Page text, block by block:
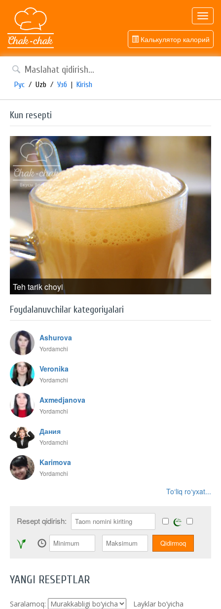
Калькулятор калорий
Рус / Uzb / Узб | Kirish
Kun resepti
Teh tarik choyi
Foydalanuvchilar kategoriyalari
Ashurova
Yordamchi
Veronika
Yordamchi
Axmedjanova
Yordamchi
Дания
Yordamchi
Karimova
Yordamchi
To‘liq ro‘yxat...
Resept qidirish:
YANGI RESEPTLAR
Saralamoq:
Layklar bo’yicha